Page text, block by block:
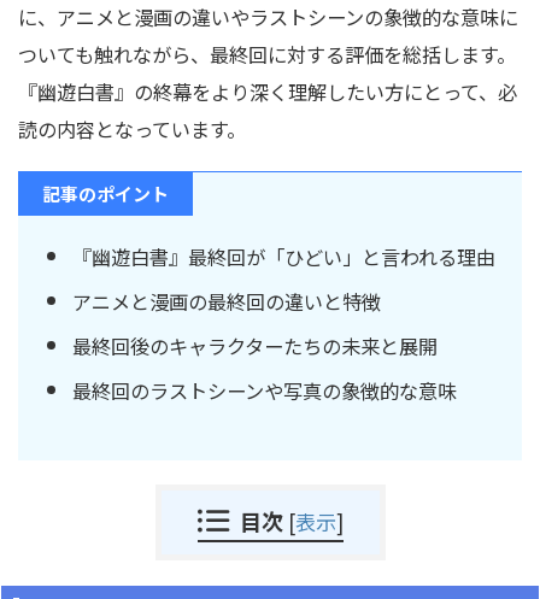
に、アニメと漫画の違いやラストシーンの象徴的な意味に
ついても触れながら、最終回に対する評価を総括します。
『幽遊白書』の終幕をより深く理解したい方にとって、必
読の内容となっています。
記事のポイント
『幽遊白書』最終回が「ひどい」と言われる理由
アニメと漫画の最終回の違いと特徴
最終回後のキャラクターたちの未来と展開
最終回のラストシーンや写真の象徴的な意味
目次 [表示]